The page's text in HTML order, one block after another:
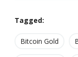
Tagged:
Bitcoin Gold